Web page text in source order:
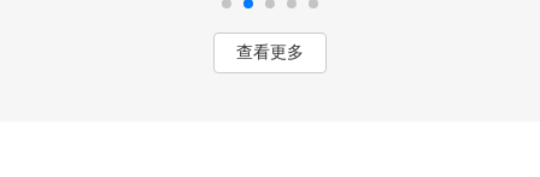
查看更多